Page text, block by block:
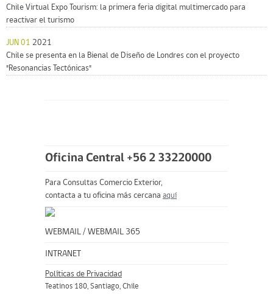
Chile Virtual Expo Tourism: la primera feria digital multimercado para
reactivar el turismo
JUN 01 2021
Chile se presenta en la Bienal de Diseño de Londres con el proyecto
"Resonancias Tectónicas"
Oficina Central +56 2 33220000
Para Consultas Comercio Exterior,
contacta a tu oficina más cercana aquí
WEBMAIL / WEBMAIL 365
INTRANET
Políticas de Privacidad
Teatinos 180, Santiago, Chile